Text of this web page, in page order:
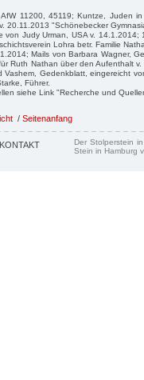
11200, 45119; Kuntze, Juden in
20.11.2013 "Schönebecker
von Judy Urman, USA v.
Lohra betr. Familie
Mails von Barbara Wagner,
Ruth Nathan über den Aufenthalt
Vashem, Gedenkblatt, eingereicht
Führer.
siehe Link "Recherche und
/ Seitenanfang
KONTAKT
Der Stolperstein
Stein in Hamburg